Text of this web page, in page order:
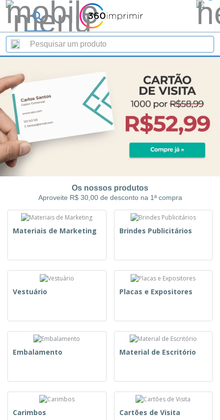
Os nossos produtos
Aproveite R$ 30,00 de desconto na 1ª compra
Materiais de Marketing Brindes Publicitários
Vestuário Placas e Expositores
Embalamento Material de Escritório
Carimbos Cartões de Visita